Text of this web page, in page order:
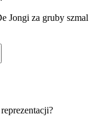
Jongi za gruby szmal